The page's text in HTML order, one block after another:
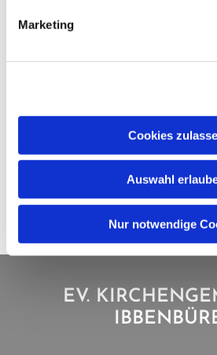
Marketing
Cookies
Auswahl
Nur notwendige
EV.